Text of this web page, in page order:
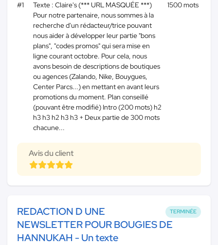
#1
Texte : Claire's (*** URL MASQUÉE ***)
Pour notre partenaire, nous sommes à la
recherche d'un rédacteur/trice pouvant
nous aider à développer leur partie "bons
plans", "codes promos" qui sera mise en
ligne courant octobre. Pour cela, nous
avons besoin de descriptions de boutiques
ou agences (Zalando, Nike, Bouygues,
Center Parcs...) en mettant en avant leurs
promotions du moment. Plan conseillé
(pouvant être modifié) Intro (200 mots) h2
h3 h3 h2 h3 h3 + Deux partie de 300 mots
chacune...
1500 mots
Avis du client
TERMINÉE
REDACTION D UNE
NEWSLETTER POUR BOUGIES DE
HANNUKAH - Un texte